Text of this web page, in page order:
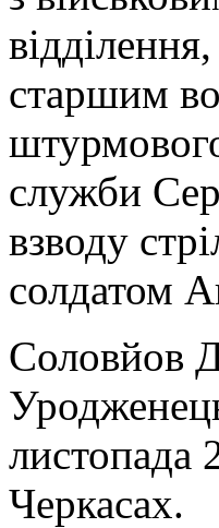
відділення
старшим
служби
взводу
солдатом
Соловйов
листопада
Черкасах.